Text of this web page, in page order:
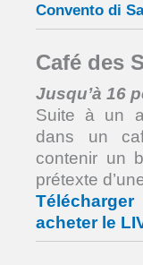
Convento di
Café des
Jusqu’à 16
Suite à un
dans un
contenir un
prétexte
acheter le